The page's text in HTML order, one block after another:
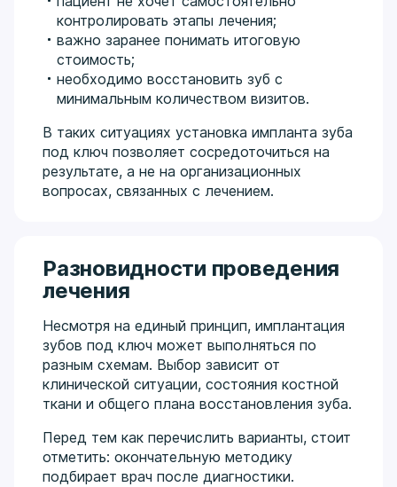
контролировать этапы лечения;
важно заранее понимать итоговую
стоимость;
необходимо восстановить зуб с
минимальным количеством визитов.
В таких ситуациях установка импланта зуба
под ключ позволяет сосредоточиться на
результате, а не на организационных
вопросах, связанных с лечением.
Разновидности проведения
лечения
Несмотря на единый принцип, имплантация
зубов под ключ может выполняться по
разным схемам. Выбор зависит от
клинической ситуации, состояния костной
ткани и общего плана восстановления зуба.
Перед тем как перечислить варианты, стоит
отметить: окончательную методику
подбирает врач после диагностики.